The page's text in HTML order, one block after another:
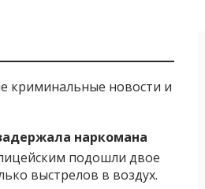
криминальные новости и
наркомана
подошли двое
выстрелов в воздух.